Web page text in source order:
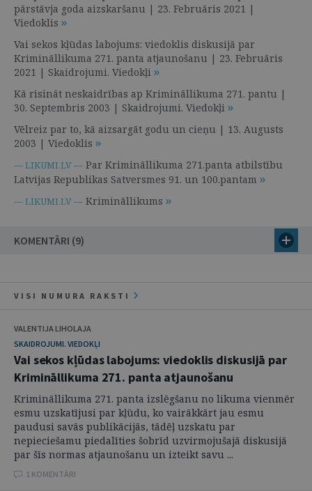
pārstāvja goda aizskaršanu | 23. Februāris 2021 |
Viedoklis
Vai sekos kļūdas labojums: viedoklis diskusijā par
Krimināllikuma 271. panta atjaunošanu | 23. Februāris
2021 | Skaidrojumi. Viedokļi
Kā risināt neskaidrības ap Krimināllikuma 271. pantu |
30. Septembris 2003 | Skaidrojumi. Viedokļi
Vēlreiz par to, kā aizsargāt godu un cieņu | 13. Augusts
2003 | Viedoklis
— LIKUMI.LV — Par Krimināllikuma 271.panta atbilstību
Latvijas Republikas Satversmes 91. un 100.pantam
— LIKUMI.LV — Krimināllikums
KOMENTĀRI (9)
VISI NUMURA RAKSTI
VALENTIJA LIHOLAJA
SKAIDROJUMI. VIEDOKĻI
Vai sekos kļūdas labojums: viedoklis diskusijā par
Krimināllikuma 271. panta atjaunošanu
Krimināllikuma 271. panta izslēgšanu no likuma vienmēr
esmu uzskatījusi par kļūdu, ko vairākkārt jau esmu
paudusi savās publikācijās, tādēļ uzskatu par
nepieciešamu piedalīties šobrīd uzvirmojušajā diskusijā
par šīs normas atjaunošanu un izteikt savu ...
1 KOMENTĀRI